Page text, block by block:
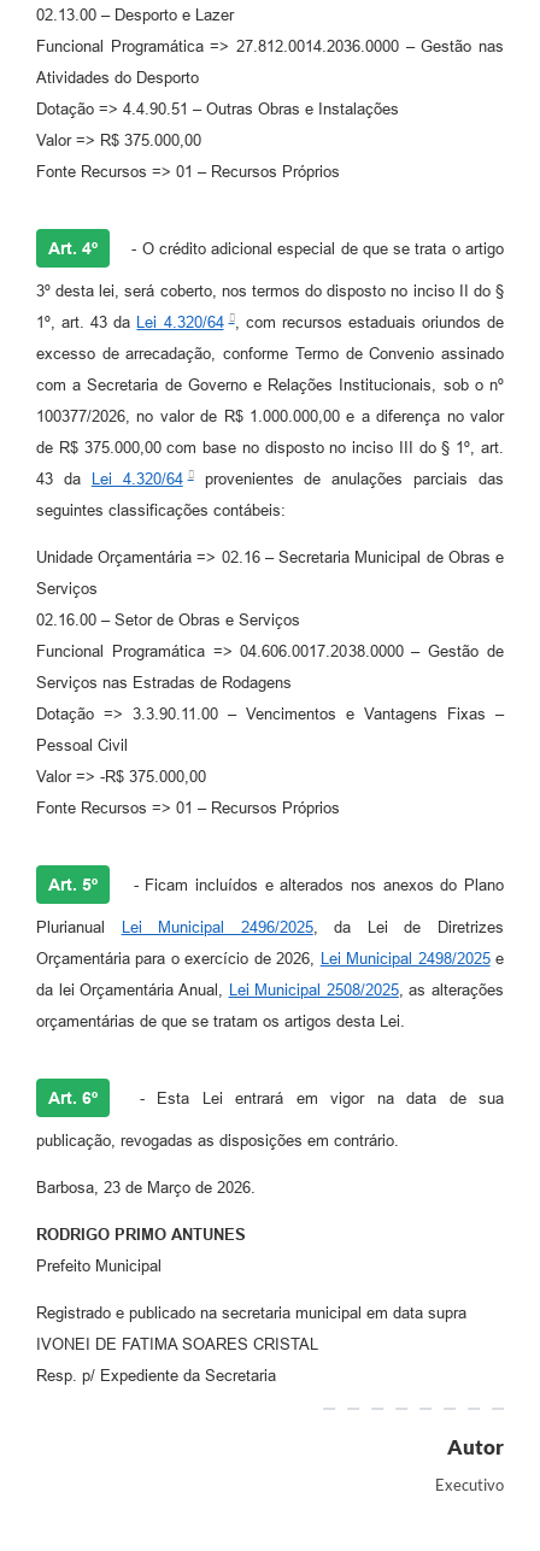
02.13.00 – Desporto e Lazer
Funcional Programática => 27.812.0014.2036.0000 – Gestão nas
Atividades do Desporto
Dotação => 4.4.90.51 – Outras Obras e Instalações
Valor => R$ 375.000,00
Fonte Recursos => 01 – Recursos Próprios
Art. 4º - O crédito adicional especial de que se trata o artigo
3º desta lei, será coberto, nos termos do disposto no inciso II do §
1º, art. 43 da Lei 4.320/64 , com recursos estaduais oriundos de
excesso de arrecadação, conforme Termo de Convenio assinado
com a Secretaria de Governo e Relações Institucionais, sob o nº
100377/2026, no valor de R$ 1.000.000,00 e a diferença no valor
de R$ 375.000,00 com base no disposto no inciso III do § 1º, art.
43 da
Lei 4.320/64 provenientes de anulações parciais das
seguintes classificações contábeis:
Unidade Orçamentária => 02.16 – Secretaria Municipal de Obras e
Serviços
02.16.00 – Setor de Obras e Serviços
Funcional Programática => 04.606.0017.2038.0000 – Gestão de
Serviços nas Estradas de Rodagens
Dotação => 3.3.90.11.00 – Vencimentos e Vantagens Fixas –
Pessoal Civil
Valor => -R$ 375.000,00
Fonte Recursos => 01 – Recursos Próprios
Art. 5º - Ficam incluídos e alterados nos anexos do Plano
Plurianual Lei Municipal 2496/2025, da Lei de Diretrizes
Orçamentária para o exercício de 2026, Lei Municipal 2498/2025e
da lei Orçamentária Anual, Lei Municipal 2508/2025, as alterações
orçamentárias de que se tratam os artigos desta Lei.
Art. 6º - Esta Lei entrará em vigor na data de sua
publicação, revogadas as disposições em contrário.
Barbosa, 23 de Março de 2026.
RODRIGO PRIMO ANTUNES
Prefeito Municipal
Registrado e publicado na secretaria municipal em data supra
IVONEI DE FATIMA SOARES CRISTAL
Resp. p/ Expediente da Secretaria
Autor
Executivo